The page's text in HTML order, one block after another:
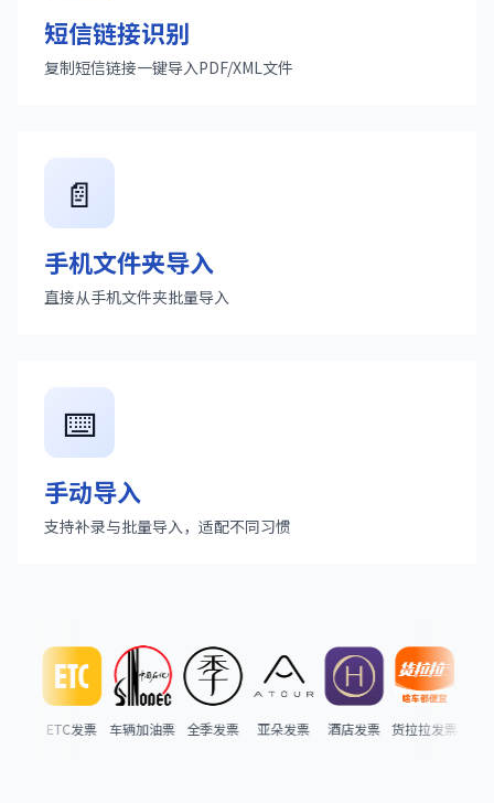
短信链接识别
复制短信链接一键导入PDF/XML文件
📄
手机文件夹导入
直接从手机文件夹批量导入
⌨️
手动导入
支持补录与批量导入，适配不同习惯
淘宝发票 ETC发票 车辆加油票 全季发票 亚朵发票 酒店发票 货拉拉发